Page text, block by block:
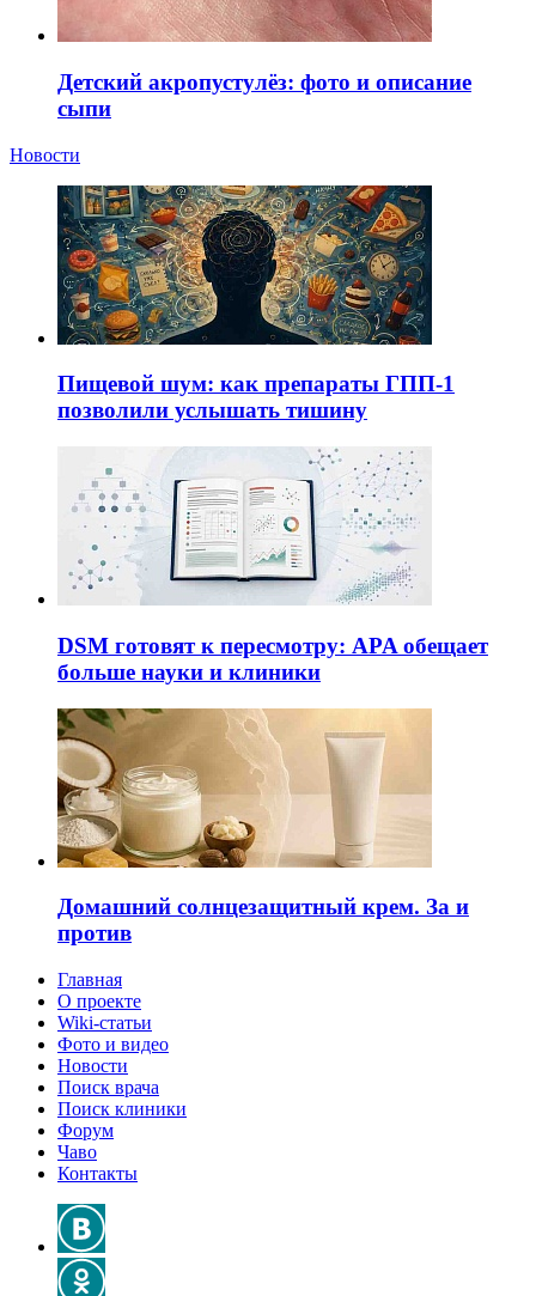
Детский акропустулёз: фото и описание
сыпи
Новости
Пищевой шум: как препараты ГПП-1
позволили услышать тишину
DSM готовят к пересмотру: APA обещает
больше науки и клиники
Домашний солнцезащитный крем. За и
против
Главная
О проекте
Wiki-статьи
Фото и видео
Новости
Поиск врача
Поиск клиники
Форум
Чаво
Контакты